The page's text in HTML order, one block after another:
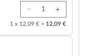
1 x 12,09 € = 12,09 €